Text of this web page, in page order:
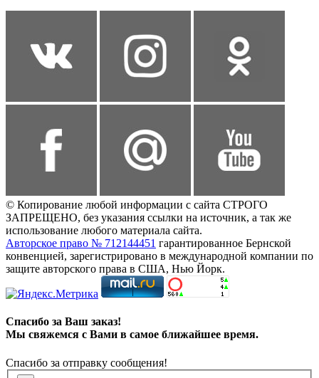
© Копирование любой информации с сайта СТРОГО
ЗАПРЕЩЕНО, без указания ссылки на источник, а так же
использование любого материала сайта.
Авторское право № 712144451 гарантированное Бернской
конвенцией, зарегистрировано в международной компании по
защите авторского права в США, Нью Йорк.
Спасибо за Ваш заказ!
Мы свяжемся с Вами в самое ближайшее время.
Спасибо за отправку сообщения!